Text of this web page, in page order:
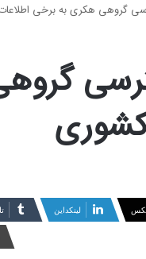
گروهی هکری به برخی
لینکداین